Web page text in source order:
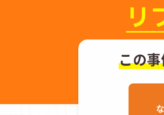
リ
この